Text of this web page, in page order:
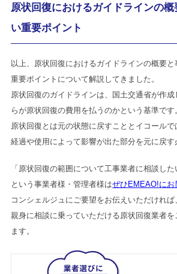
原状回復におけるガイドラインの
い重要ポイント
以上、原状回復におけるガイドラインの概要
重要ポイントについて解説してきました。
原状回復のガイドラインは、国土交通省が作
らが原状回復の費用を払うのかという基準です
原状回復とは元の状態に戻すこととイコール
経過や使用によって影響が出た部分を元に戻す
「原状回復の範囲について工事業者に相談した
という事業者様・管理者様はぜひEMEAO!にお
コンシェルジュにご要望をお伝えいただけれ
親身に相談に乗っていただける原状回復業者を
ます。